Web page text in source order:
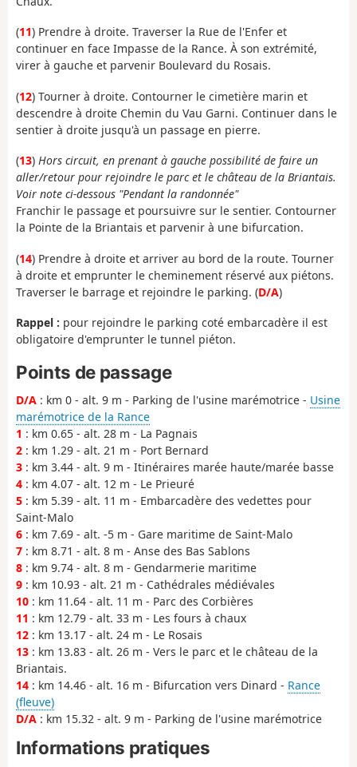
(11) Prendre à droite. Traverser la Rue de l'Enfer et
continuer en face Impasse de la Rance. À son extrémité,
virer à gauche et parvenir Boulevard du Rosais.
(12) Tourner à droite. Contourner le cimetière marin et
descendre à droite Chemin du Vau Garni. Continuer dans le
sentier à droite jusqu'à un passage en pierre.
(13) Hors circuit, en prenant à gauche possibilité de faire un
aller/retour pour rejoindre le parc et le château de la Briantais.
Voir note ci-dessous "Pendant la randonnée"
Franchir le passage et poursuivre sur le sentier. Contourner
la Pointe de la Briantais et parvenir à une bifurcation.
(14) Prendre à droite et arriver au bord de la route. Tourner
à droite et emprunter le cheminement réservé aux piétons.
Traverser le barrage et rejoindre le parking. (D/A)
Rappel : pour rejoindre le parking coté embarcadère il est
obligatoire d'emprunter le tunnel piéton.
Points de passage
D/A : km 0 - alt. 9 m - Parking de l'usine marémotrice - Usine
marémotrice de la Rance
1 : km 0.65 - alt. 28 m - La Pagnais
2 : km 1.29 - alt. 21 m - Port Bernard
3 : km 3.44 - alt. 9 m - Itinéraires marée haute/marée basse
4 : km 4.07 - alt. 12 m - Le Prieuré
5 : km 5.39 - alt. 11 m - Embarcadère des vedettes pour
Saint-Malo
6 : km 7.69 - alt. -5 m - Gare maritime de Saint-Malo
7 : km 8.71 - alt. 8 m - Anse des Bas Sablons
8 : km 9.74 - alt. 8 m - Gendarmerie maritime
9 : km 10.93 - alt. 21 m - Cathédrales médiévales
10 : km 11.64 - alt. 11 m - Parc des Corbières
11 : km 12.79 - alt. 33 m - Les fours à chaux
12 : km 13.17 - alt. 24 m - Le Rosais
13 : km 13.83 - alt. 26 m - Vers le parc et le château de la
Briantais.
14 : km 14.46 - alt. 16 m - Bifurcation vers Dinard - Rance
(fleuve)
D/A : km 15.32 - alt. 9 m - Parking de l'usine marémotrice
Informations pratiques